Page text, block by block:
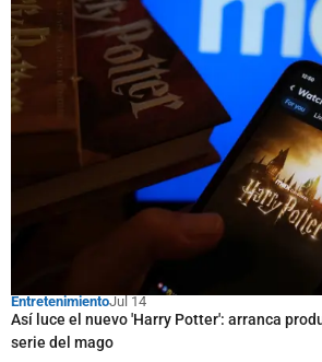
EntretenimientoJul 14
Así luce el nuevo 'Harry Potter': arranca
serie del mago